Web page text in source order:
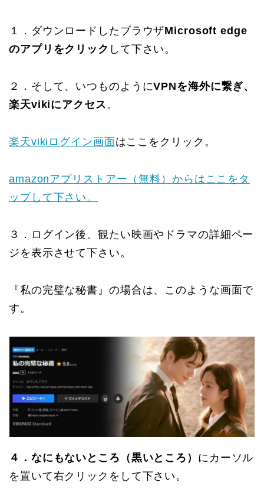
１．ダウンロードしたブラウザMicrosoft edge
のアプリをクリック して下さい。
２．そして、いつものようにVPNを海外に繋ぎ、
楽天vikiにアクセス 。
楽天vikiログイン画面はここをクリック。
amazonアプリストアー（無料）からはここをタ
ップして下さい。
３．ログイン後、観たい映画やドラマの詳細ペー
ジを表示させて下さい。
『私の完璧な秘書』の場合は、このような画面で
す。
４．なにもないところ（黒いところ） にカーソル
を置いて右クリックをして下さい。